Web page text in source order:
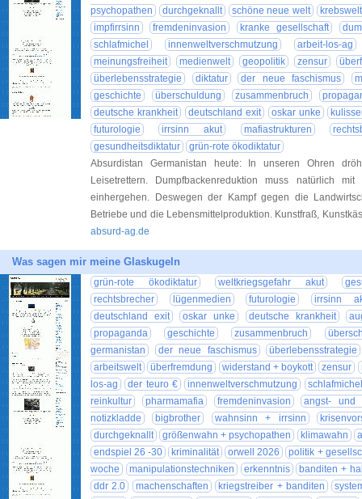
psychopathen
durchgeknallt schöne neue welt
impfirrsinn
fremdeninvasion kranke gesellschaft
schlafmichel
innenweltverschmutzung
arbeit-los-ag
meinungsfreiheit
medienwelt geopolitik zensur
überlebensstrategie
diktatur der neue faschismus
geschichte
überschuldung zusammenbruch
deutsche krankheit
deutschland exit oskar unke
futurologie
irrsinn akut mafiastrukturen
gesundheitsdiktatur
grün-rote ökodiktatur
Absurdistan Germanistan heute: In unseren Ohren
Leisetrettern. Dumpfbackenreduktion muss natürlich mit
einhergehen. Deswegen der Kampf gegen die
Betriebe und die Lebensmittelproduktion. Kunstfraß,
absurd-ag.de
Was sagen mir meine Glaskugeln
grün-rote ökodiktatur weltkriegsgefahr akut
rechtsbrecher
lügenmedien futurologie
irrsinn
deutschland exit
oskar unke deutsche krankheit
propaganda
geschichte zusammenbruch
germanistan
der neue faschismus
überlebensstrategie
arbeitswelt
überfremdung widerstand + boykott zensur
los-ag
der teuro € innenweltverschmutzung
schlafmichel
reinkultur
pharmamafia fremdeninvasion
angst- und
notizkladde
bigbrother wahnsinn + irrsinn
durchgeknallt
größenwahn + psychopathen klimawahn
endspiel 26 -30
kriminalität orwell 2026
politik +
woche
manipulationstechniken erkenntnis
banditen +
ddr 2.0
machenschaften kriegstreiber + banditen